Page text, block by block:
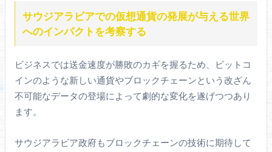
サウジアラビアでの仮想通貨の発展が与える世界
へのインパクトを考察する
ビジネスでは送金速度が勝敗のカギを握るため、ビットコ
インのような新しい通貨やブロックチェーンという改ざん
不可能なデータの登場によって劇的な変化を遂げつつあり
ます。
サウジアラビア政府もブロックチェーンの技術に期待して